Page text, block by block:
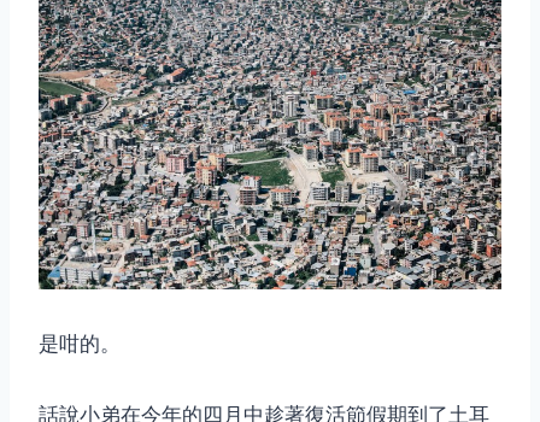
是咁的。
話說小弟在今年的四月中趁著復活節假期到了土耳